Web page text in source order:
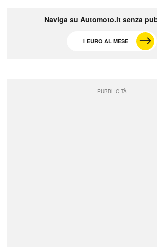
Naviga su Automoto.it senza
1 EURO AL MESE
PUBBLICITÀ